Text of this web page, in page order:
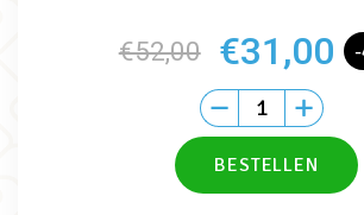
€52,00 €31,00